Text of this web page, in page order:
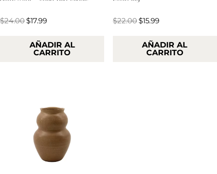
Valorado
en
$24.00$17.99
AÑADIR AL
CARRITO
Valorado en
5.00
$22.00$15.99
AÑADIR AL
CARRITO